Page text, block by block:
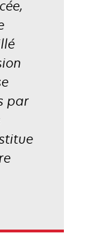
par